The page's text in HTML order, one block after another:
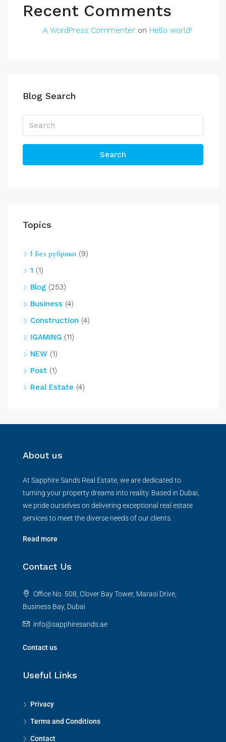
Recent Comments
A WordPress Commenter on Hello world!
Blog Search
Search
Topics
! Без рубрики (9)
1 (1)
Blog (253)
Business (4)
Construction (4)
IGAMING (11)
NEW (1)
Post (1)
Real Estate (4)
About us
At Sapphire Sands Real Estate, we are dedicated to
turning your property dreams into reality. Based in Dubai,
we pride ourselves on delivering exceptional real estate
services to meet the diverse needs of our clients.
Read more
Contact Us
Office No. 508, Clover Bay Tower, Marasi Drive,
Business Bay, Dubai
info@sapphiresands.ae
Contact us
Useful Links
Privacy
Terms and Conditions
Contact